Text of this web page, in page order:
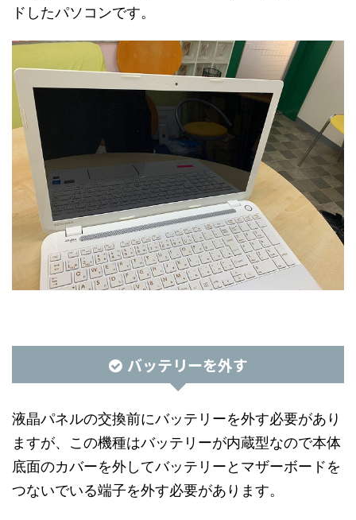
ドしたパソコンです。
バッテリーを外す
液晶パネルの交換前にバッテリーを外す必要があり
ますが、この機種はバッテリーが内蔵型なので本体
底面のカバーを外してバッテリーとマザーボードを
つないでいる端子を外す必要があります。